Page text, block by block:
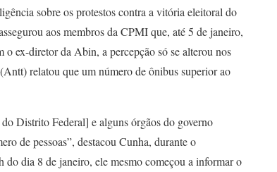
sobre os protestos contra a vitória eleitoral do
aos membros da CPMI que, até 5 de janeiro,
ex-diretor da Abin, a percepção só se alterou nos
relatou que um número de ônibus superior ao
Distrito Federal] e alguns órgãos do governo
de pessoas”, destacou Cunha, durante o
dia 8 de janeiro, ele mesmo começou a informar o